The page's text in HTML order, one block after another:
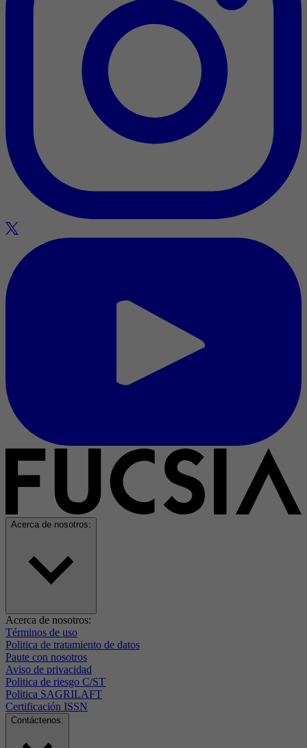
Acerca de nosotros:
Acerca de nosotros:
Términos de uso
Politica de tratamiento de datos
Paute con nosotros
Aviso de privacidad
Politica de riesgo C/ST
Politica SAGRILAFT
Certificación ISSN
Contáctenos: